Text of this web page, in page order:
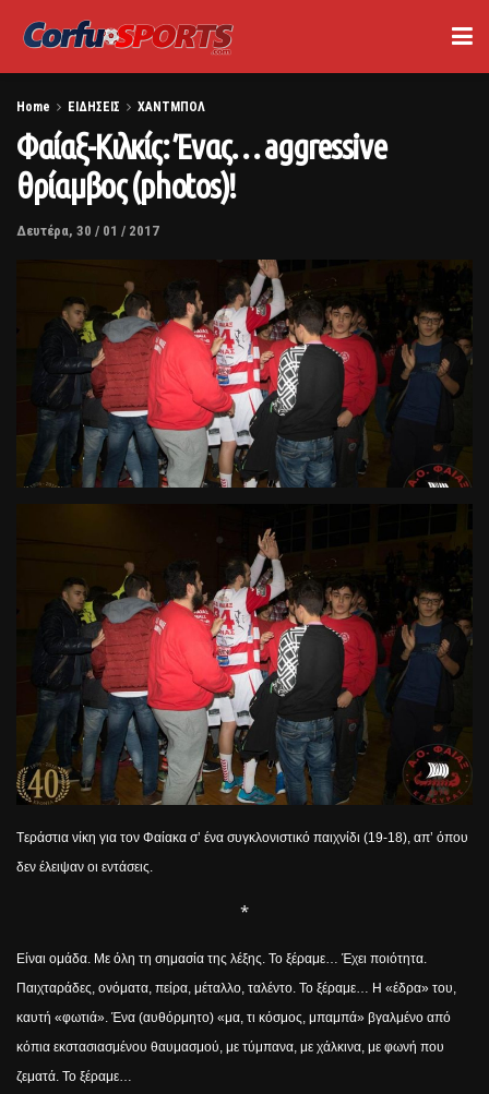
Home ΕΙΔΗΣΕΙΣ ΧΑΝΤΜΠΟΛ
Φαίαξ-Κιλκίς: Ένας… aggressive
θρίαμβος (photos)!
Δευτέρα, 30 / 01 / 2017
Tεράστια νίκη για τον Φαίακα σ’ ένα συγκλονιστικό παιχνίδι (19-18), απ’ όπου
δεν έλειψαν οι εντάσεις.
*
Είναι ομάδα. Με όλη τη σημασία της λέξης. Το ξέραμε… Έχει ποιότητα.
Παιχταράδες, ονόματα, πείρα, μέταλλο, ταλέντο. Το ξέραμε… Η «έδρα» του,
καυτή «φωτιά». Ένα (αυθόρμητο) «μα, τι κόσμος, μπαμπά» βγαλμένο από
κόπια εκστασιασμένου θαυμασμού, με τύμπανα, με χάλκινα, με φωνή που
ζεματά. Το ξέραμε…